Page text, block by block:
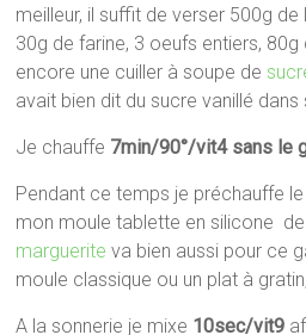
meilleur, il suffit de verser 500g
30g de farine, 3 oeufs entiers,
encore une cuiller à soupe de
avait bien dit du sucre vanillé dans
Je chauffe 7min/90°/vit4 sans le
Pendant ce temps je préchauffe
mon moule tablette en silicone
margueriteva bien aussi pour ce
moule classique ou un plat à
A la sonnerie je mixe 10sec/vit9